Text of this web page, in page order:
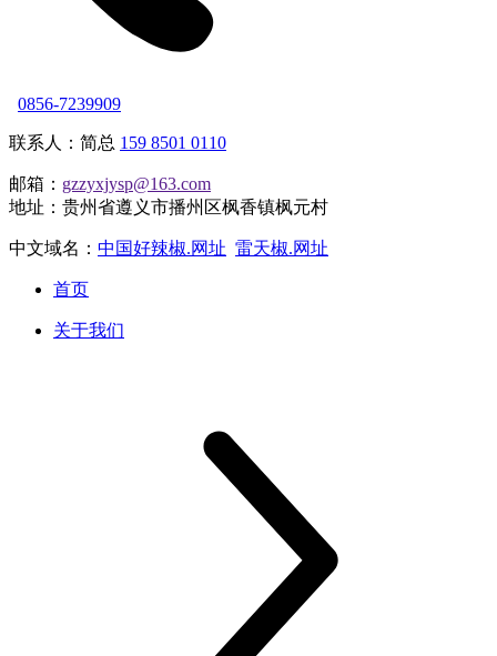
0856-7239909
联系人：简总 159 8501 0110
邮箱： gzzyxjysp@163.com
地址：贵州省遵义市播州区枫香镇枫元村
中文域名： 中国好辣椒.网址 雷天椒.网址
首页
关于我们